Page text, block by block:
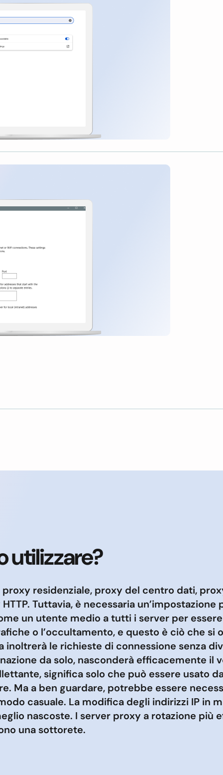
utilizzare?
residenziale, proxy del centro dati,
Tuttavia, è necessaria
un utente medio a tutti i server per
o l’occultamento, e questo è ciò che si
inoltrerà le richieste di connessione senza
da solo, nasconderà efficacemente il
significa solo che può essere usato
Ma a ben guardare, potrebbe essere
casuale. La modifica degli indirizzi IP in
nascoste. I server proxy a rotazione più
una sottorete.